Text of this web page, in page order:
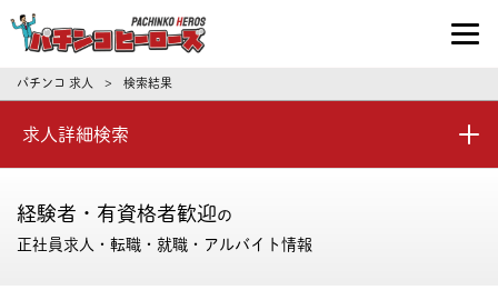
パチンコ求人・転職ならパチンコヒーロ
パチンコ 求人 > 検索結果
求人詳細検索
経験者・有資格者歓迎の
正社員求人・転職・就職・アルバイト情報